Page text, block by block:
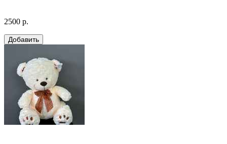
2500 р.